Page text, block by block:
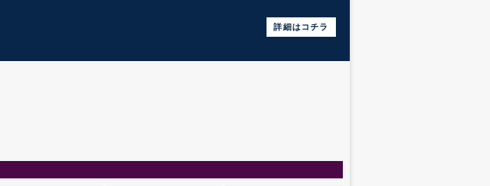
詳細はコチラ